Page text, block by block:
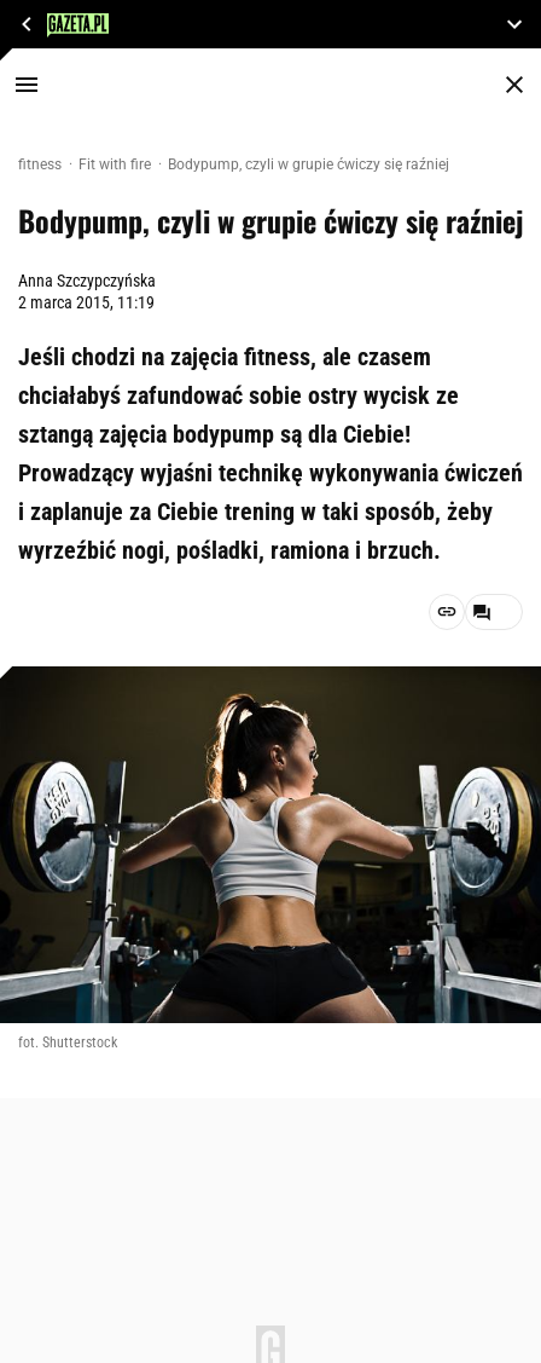
fitness Fit with fire Bodypump, czyli w grupie ćwiczy się raźniej
Bodypump, czyli w grupie ćwiczy się raźniej
Anna Szczypczyńska
2 marca 2015, 11:19
Jeśli chodzi na zajęcia fitness, ale czasem
chciałabyś zafundować sobie ostry wycisk ze
sztangą zajęcia bodypump są dla Ciebie!
Prowadzący wyjaśni technikę wykonywania ćwiczeń
i zaplanuje za Ciebie trening w taki sposób, żeby
wyrzeźbić nogi, pośladki, ramiona i brzuch.
fot. Shutterstock